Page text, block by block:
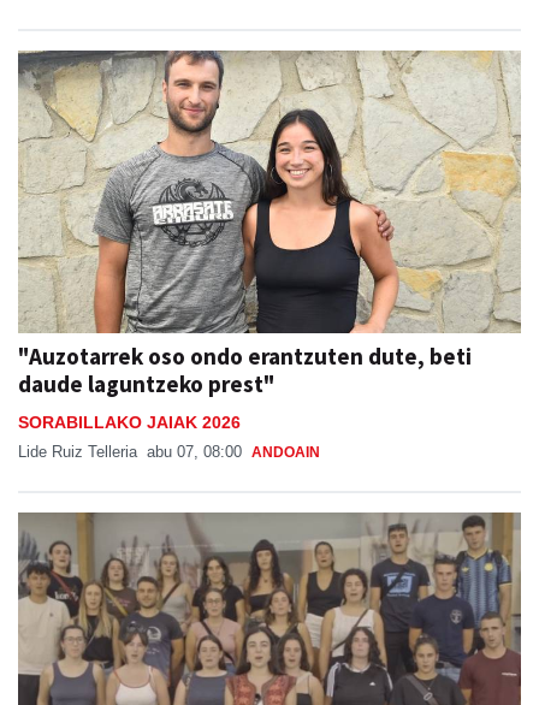
"Auzotarrek oso ondo erantzuten dute, beti
daude laguntzeko prest"
SORABILLAKO JAIAK 2026
Lide Ruiz Telleria abu 07, 08:00 ANDOAIN